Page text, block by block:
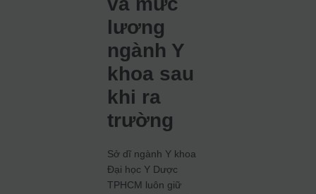
lương
ngành Y
khoa sau
khi ra
trường
Sở dĩ ngành Y khoa
Đại học Y Dược
TPHCM luôn giữ